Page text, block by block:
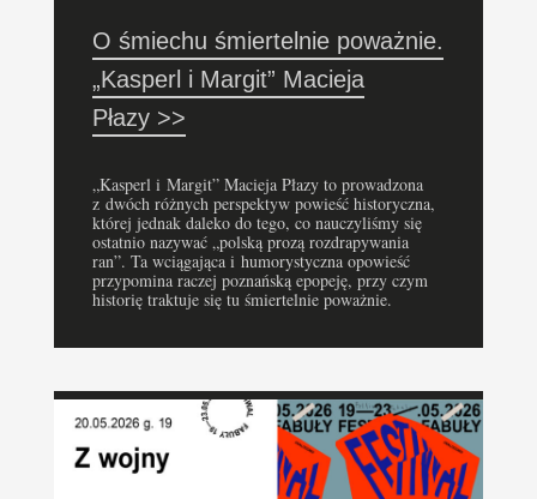
O śmiechu śmiertelnie poważnie.
„Kasperl i Margit” Macieja
Płazy >>
„Kasperl i Margit” Macieja Płazy to prowadzona
z dwóch różnych perspektyw powieść historyczna,
której jednak daleko do tego, co nauczyliśmy się
ostatnio nazywać „polską prozą rozdrapywania
ran”. Ta wciągająca i humorystyczna opowieść
przypomina raczej poznańską epopeję, przy czym
historię traktuje się tu śmiertelnie poważnie.